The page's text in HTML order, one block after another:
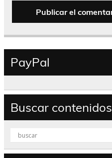
PayPal
Buscar contenidos